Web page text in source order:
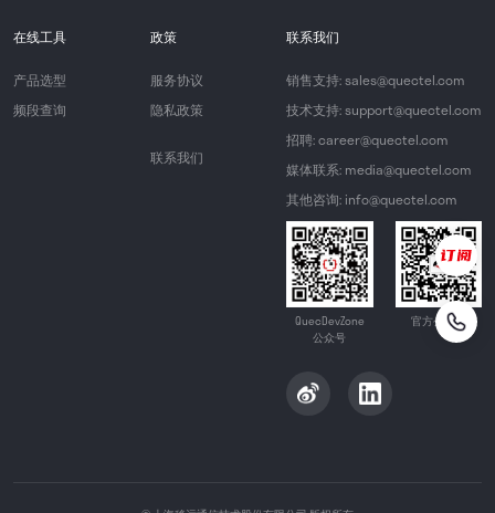
在线工具
产品选型
频段查询
政策
服务协议
隐私政策
联系我们
联系我们
销售支持: sales@quectel.com
技术支持: support@quectel.com
招聘: career@quectel.com
媒体联系: media@quectel.com
其他咨询: info@quectel.com
QuecDevZone
公众号
官方公众号